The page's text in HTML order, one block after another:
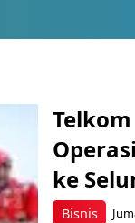
Bisnis
ke